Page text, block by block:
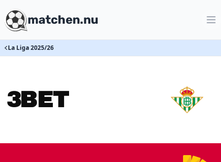
matchen.nu
La Liga 2025/26
3BET